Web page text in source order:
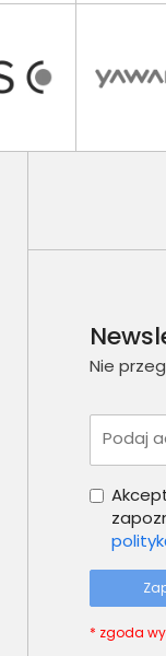
Nie
Podaj
* zgoda